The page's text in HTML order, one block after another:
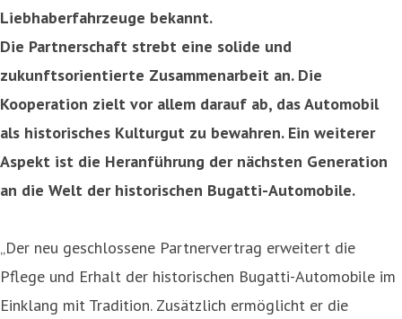
Liebhaberfahrzeuge bekannt.
Die Partnerschaft strebt eine solide und
zukunftsorientierte Zusammenarbeit an. Die
Kooperation zielt vor allem darauf ab, das Automobil
als historisches Kulturgut zu bewahren. Ein weiterer
Aspekt ist die Heranführung der nächsten Generation
an die Welt der historischen Bugatti-Automobile.
„Der neu geschlossene Partnervertrag erweitert die
Pflege und Erhalt der historischen Bugatti-Automobile im
Einklang mit Tradition. Zusätzlich ermöglicht er die